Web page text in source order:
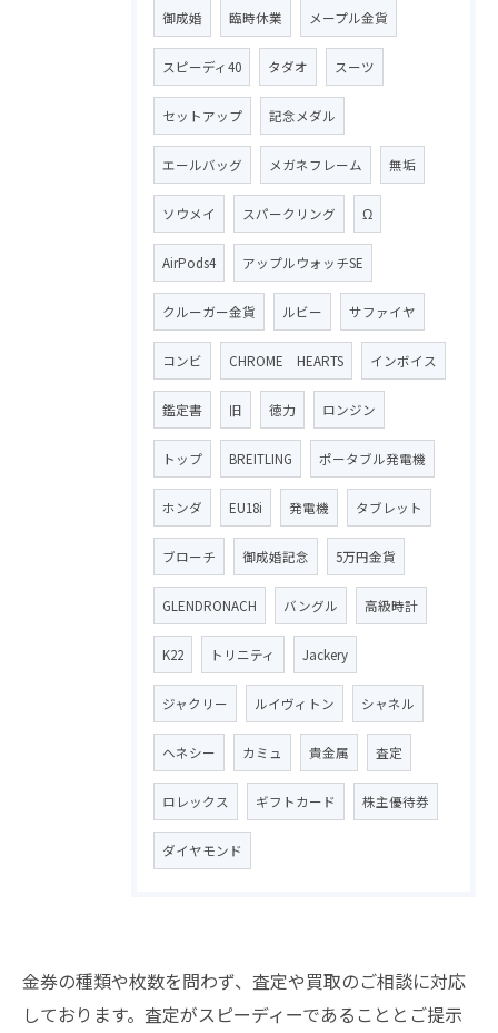
御成婚 臨時休業 メープル金貨
スピーディ40 タダオ スーツ
セットアップ 記念メダル
エールバッグ メガネフレーム 無垢
ソウメイ スパークリング Ω
AirPods4 アップルウォッチSE
クルーガー金貨 ルビー サファイヤ
コンビ CHROME HEARTS インボイス
鑑定書 旧 徳力 ロンジン
トップ BREITLING ポータブル発電機
ホンダ EU18i 発電機 タブレット
ブローチ 御成婚記念 5万円金貨
GLENDRONACH バングル 高級時計
K22 トリニティ Jackery
ジャクリー ルイヴィトン シャネル
ヘネシー カミュ 貴金属 査定
ロレックス ギフトカード 株主優待券
ダイヤモンド
金券の種類や枚数を問わず、査定や買取のご相談に対応
しております。査定がスピーディーであることとご提示